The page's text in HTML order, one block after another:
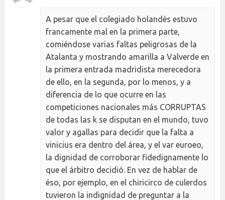
A pesar que el colegiado holandés estuvo
francamente mal en la primera parte,
comiéndose varias faltas peligrosas de la
Atalanta y mostrando amarilla a Valverde en
la primera entrada madridista merecedora
de ello, en la segunda, por lo menos, y a
diferencia de lo que ocurre en las
competiciones nacionales más CORRUPTAS
de todas las k se disputan en el mundo, tuvo
valor y agallas para decidir que la falta a
vinicius era dentro del área, y el var euroeo,
la dignidad de corroborar fidedignamente lo
que el árbitro decidió. En vez de hablar de
éso, por ejemplo, en el chiricirco de culerdos
tuvieron la indignidad de preguntar a la